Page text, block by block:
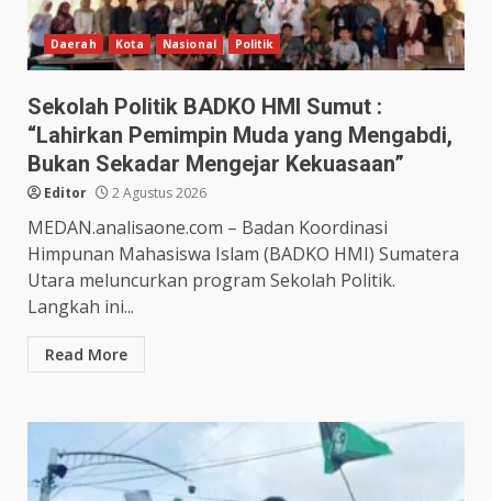
Daerah Kota Nasional Politik
Sekolah Politik BADKO HMI Sumut :
“Lahirkan Pemimpin Muda yang Mengabdi,
Bukan Sekadar Mengejar Kekuasaan”
Editor 2 Agustus 2026
MEDAN.analisaone.com – Badan Koordinasi
Himpunan Mahasiswa Islam (BADKO HMI) Sumatera
Utara meluncurkan program Sekolah Politik.
Langkah ini...
Read More